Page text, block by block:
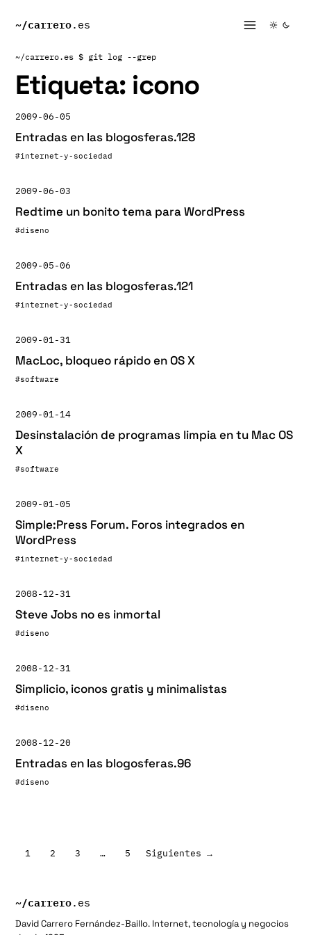
~/carrero.es
~/carrero.es $ git log --grep
Etiqueta: icono
2009-06-05
Entradas en las blogosferas.128
#internet-y-sociedad
2009-06-03
Redtime un bonito tema para WordPress
#diseno
2009-05-06
Entradas en las blogosferas.121
#internet-y-sociedad
2009-01-31
MacLoc, bloqueo rápido en OS X
#software
2009-01-14
Desinstalación de programas limpia en tu Mac OS
X
#software
2009-01-05
Simple:Press Forum. Foros integrados en
WordPress
#internet-y-sociedad
2008-12-31
Steve Jobs no es inmortal
#diseno
2008-12-31
Simplicio, iconos gratis y minimalistas
#diseno
2008-12-20
Entradas en las blogosferas.96
#diseno
Paginación
entradas
1 2 3 … 5 Siguientes →
~/carrero.es
David Carrero Fernández-Baillo. Internet, tecnología y negocios